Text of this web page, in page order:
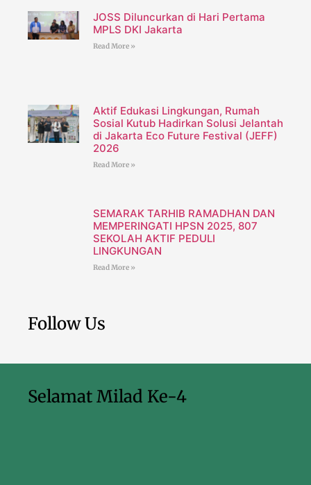
JOSS Diluncurkan di Hari Pertama
MPLS DKI Jakarta
Read More »
Aktif Edukasi Lingkungan, Rumah
Sosial Kutub Hadirkan Solusi Jelantah
di Jakarta Eco Future Festival (JEFF)
2026
Read More »
SEMARAK TARHIB RAMADHAN DAN
MEMPERINGATI HPSN 2025, 807
SEKOLAH AKTIF PEDULI
LINGKUNGAN
Read More »
Follow Us
Selamat Milad Ke-4